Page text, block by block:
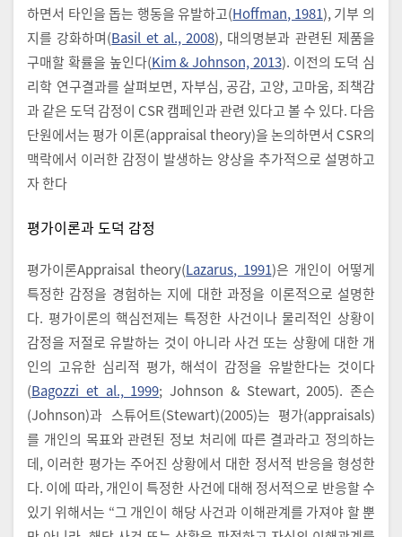
하면서 타인을 돕는 행동을 유발하고(Hoffman, 1981), 기부 의
지를 강화하며(Basil et al., 2008), 대의명분과 관련된 제품을
구매할 확률을 높인다(Kim & Johnson, 2013). 이전의 도덕 심
리학 연구결과를 살펴보면, 자부심, 공감, 고양, 고마움, 죄책감
과 같은 도덕 감정이 CSR 캠페인과 관련 있다고 볼 수 있다. 다음
단원에서는 평가 이론(appraisal theory)을 논의하면서 CSR의
맥락에서 이러한 감정이 발생하는 양상을 추가적으로 설명하고
자 한다
평가이론과 도덕 감정
평가이론Appraisal theory(Lazarus, 1991)은 개인이 어떻게
특정한 감정을 경험하는 지에 대한 과정을 이론적으로 설명한
다. 평가이론의 핵심전제는 특정한 사건이나 물리적인 상황이
감정을 저절로 유발하는 것이 아니라 사건 또는 상황에 대한 개
인의 고유한 심리적 평가, 해석이 감정을 유발한다는 것이다
(Bagozzi et al., 1999; Johnson & Stewart, 2005). 존슨
(Johnson)과 스튜어트(Stewart)(2005)는 평가(appraisals)
를 개인의 목표와 관련된 정보 처리에 따른 결과라고 정의하는
데, 이러한 평가는 주어진 상황에서 대한 정서적 반응을 형성한
다. 이에 따라, 개인이 특정한 사건에 대해 정서적으로 반응할 수
있기 위해서는 “그 개인이 해당 사건과 이해관계를 가져야 할 뿐